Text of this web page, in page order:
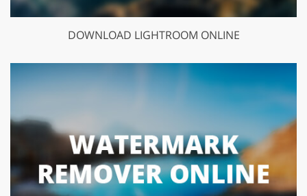
DOWNLOAD LIGHTROOM ONLINE